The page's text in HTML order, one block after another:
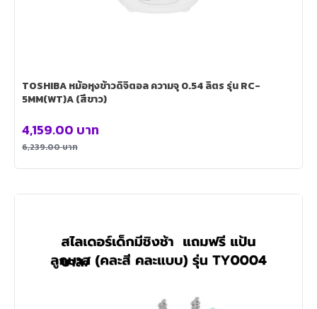
TOSHIBA หม้อหุงข้าวดิจิตอล ความจุ 0.54 ลิตร รุ่น RC-
5MM(WT)A (สีขาว)
6,239.00บาท
4,159.00 บาท